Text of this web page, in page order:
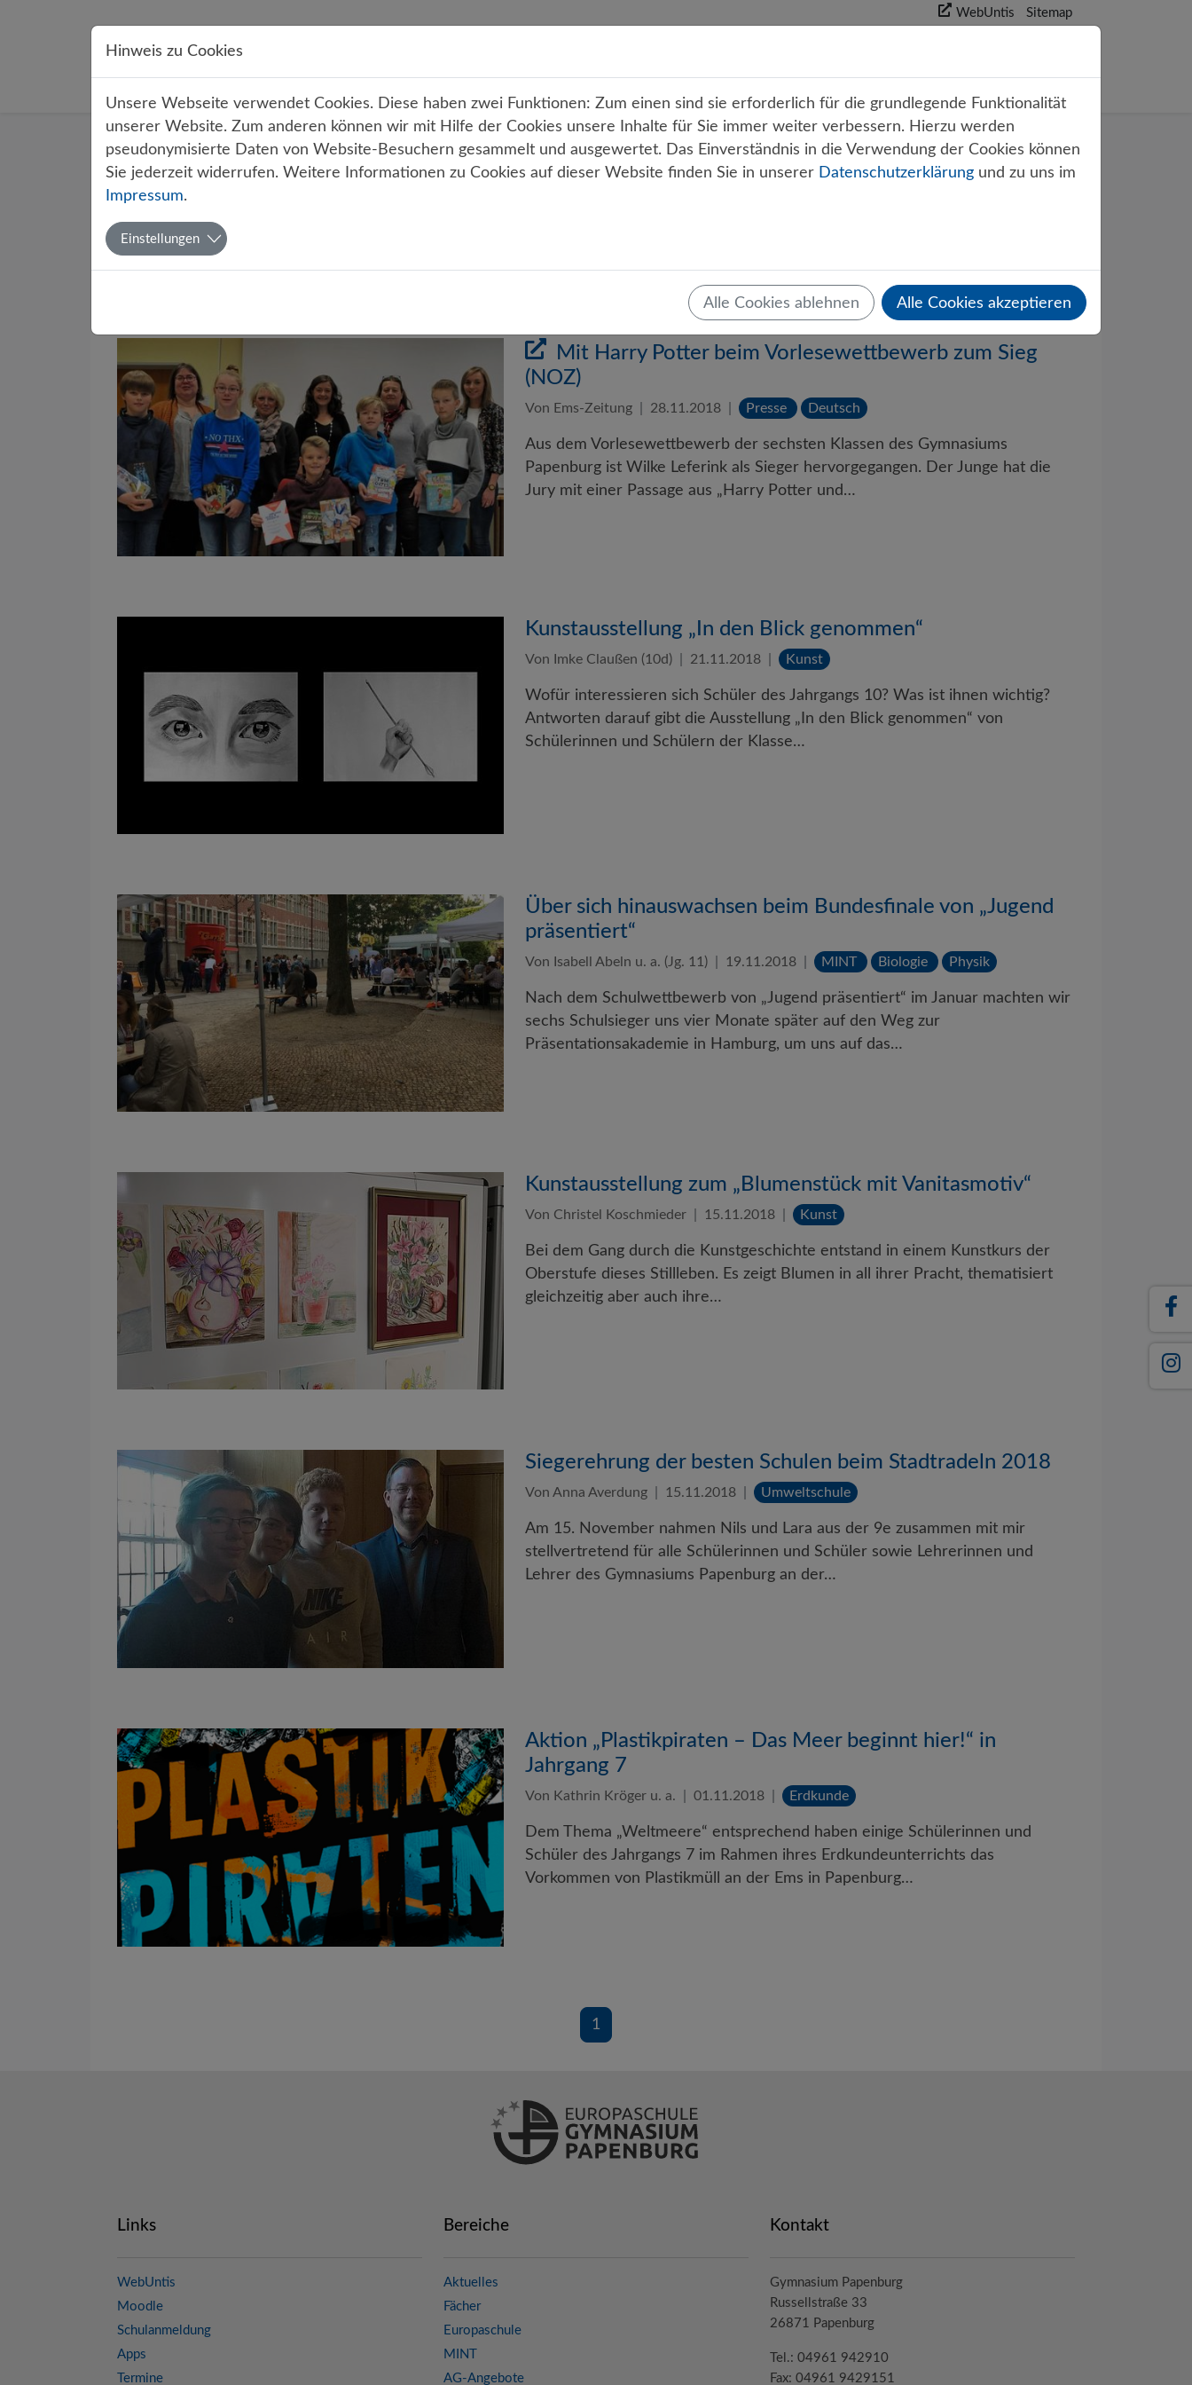
WebUntis Sitemap
Startseite
Über uns Aktuelles
Filter
Monate
Mit Harry Potter beim Vorlesewettbewerb zum Sieg
(NOZ)
Von Ems-Zeitung 28.11.2018 Presse Deutsch
Aus dem Vorlesewettbewerb der sechsten Klassen des Gymnasiums
Papenburg ist Wilke Leferink als Sieger hervorgegangen. Der Junge hat die
Jury mit einer Passage aus „Harry Potter und…
Kunstausstellung „In den Blick genommen“
Von Imke Claußen (10d) 21.11.2018 Kunst
Wofür interessieren sich Schüler des Jahrgangs 10? Was ist ihnen wichtig?
Antworten darauf gibt die Ausstellung „In den Blick genommen“ von
Schülerinnen und Schülern der Klasse…
Über sich hinauswachsen beim Bundesfinale von „Jugend
präsentiert“
Von Isabell Abeln u. a. (Jg. 11) 19.11.2018 MINT Biologie Physik
Nach dem Schulwettbewerb von „Jugend präsentiert“ im Januar machten wir
sechs Schulsieger uns vier Monate später auf den Weg zur
Präsentationsakademie in Hamburg, um uns auf das…
Kunstausstellung zum „Blumenstück mit Vanitasmotiv“
Von Christel Koschmieder 15.11.2018 Kunst
Bei dem Gang durch die Kunstgeschichte entstand in einem Kunstkurs der
Oberstufe dieses Stillleben. Es zeigt Blumen in all ihrer Pracht, thematisiert
gleichzeitig aber auch ihre…
Siegerehrung der besten Schulen beim Stadtradeln 2018
Von Anna Averdung 15.11.2018 Umweltschule
Am 15. November nahmen Nils und Lara aus der 9e zusammen mit mir
stellvertretend für alle Schülerinnen und Schüler sowie Lehrerinnen und
Lehrer des Gymnasiums Papenburg an der…
Aktion „Plastikpiraten – Das Meer beginnt hier!“ in
Jahrgang 7
Von Kathrin Kröger u. a. 01.11.2018 Erdkunde
Dem Thema „Weltmeere“ entsprechend haben einige Schülerinnen und
Schüler des Jahrgangs 7 im Rahmen ihres Erdkundeunterrichts das
Vorkommen von Plastikmüll an der Ems in Papenburg…
1
Links
WebUntis
Moodle
Schulanmeldung
Apps
Termine
Bereiche
Aktuelles
Fächer
Europaschule
MINT
AG-Angebote
Kontakt
Gymnasium Papenburg
Russellstraße 33
26871 Papenburg
Tel.: 04961 942910
Fax: 04961 9429151
Hinweis zu Cookies
Unsere Webseite verwendet Cookies. Diese haben zwei Funktionen: Zum einen sind sie erforderlich für die grundlegende Funktionalität
unserer Website. Zum anderen können wir mit Hilfe der Cookies unsere Inhalte für Sie immer weiter verbessern. Hierzu werden
pseudonymisierte Daten von Website-Besuchern gesammelt und ausgewertet. Das Einverständnis in die Verwendung der Cookies können
Sie jederzeit widerrufen. Weitere Informationen zu Cookies auf dieser Website finden Sie in unserer Datenschutzerklärung und zu uns im
Impressum.
Einstellungen
Alle Cookies ablehnen Alle Cookies akzeptieren